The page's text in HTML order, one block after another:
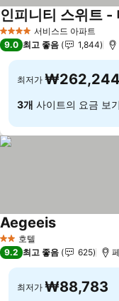
4 성급 서비스드 아파트
인피니티 스위트 -
9.0 최고 좋음 1,844
최저가 ₩262,244
3개 사이트의 요금 보기
2 성급호텔
Aegeeis
9.2 최고 좋음 625
최저가 ₩88,783